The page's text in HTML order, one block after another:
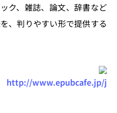
ク、雑誌、論文、辞書など
、判りやすい形で提供する
http://www.epubcafe.jp/j